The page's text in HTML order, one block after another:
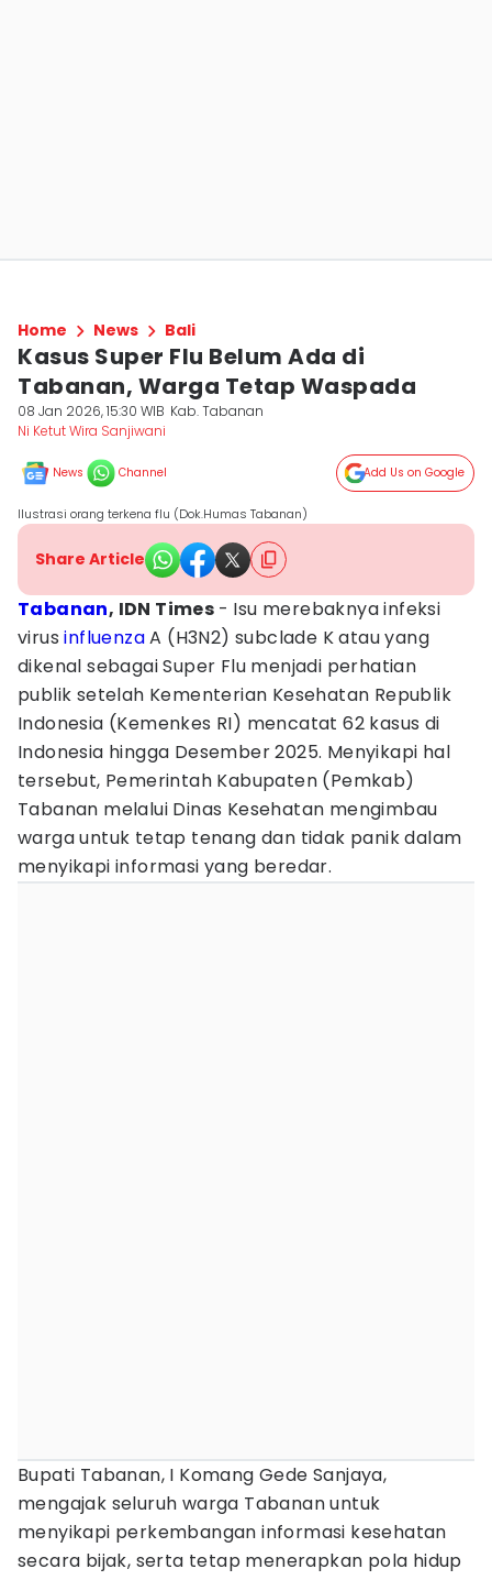
Home News Bali
Kasus Super Flu Belum Ada di
Tabanan, Warga Tetap Waspada
08 Jan 2026, 15:30 WIB Kab. Tabanan
Ni Ketut Wira Sanjiwani
News Channel Add Us on Google
Ilustrasi orang terkena flu (Dok.Humas Tabanan)
Share Article
Tabanan, IDN Times - Isu merebaknya infeksi
virusinfluenzaA (H3N2) subclade K atau yang
dikenal sebagai Super Flu menjadi perhatian
publik setelah Kementerian Kesehatan Republik
Indonesia (Kemenkes RI) mencatat 62 kasus di
Indonesia hingga Desember 2025. Menyikapi hal
tersebut, Pemerintah Kabupaten (Pemkab)
Tabanan melalui Dinas Kesehatan mengimbau
warga untuk tetap tenang dan tidak panik dalam
menyikapi informasi yang beredar.
Bupati Tabanan, I Komang Gede Sanjaya,
mengajak seluruh warga Tabanan untuk
menyikapi perkembangan informasi kesehatan
secara bijak, serta tetap menerapkan pola hidup